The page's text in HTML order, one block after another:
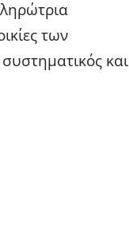
των
και